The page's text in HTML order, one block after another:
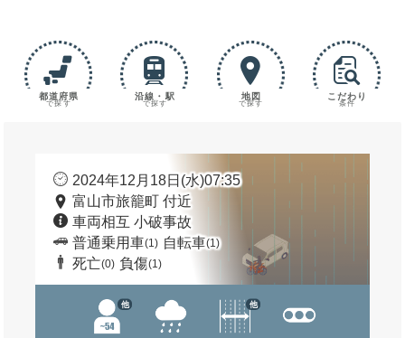
都道府県
で探す
沿線・駅
で探す
地図
で探す
こだわり
条件
2024年12月18日(水)07:35
富山市旅籠町 付近
車両相互 小破事故
普通乗用車(1) 自転車(1)
死亡(0) 負傷(1)
他 他